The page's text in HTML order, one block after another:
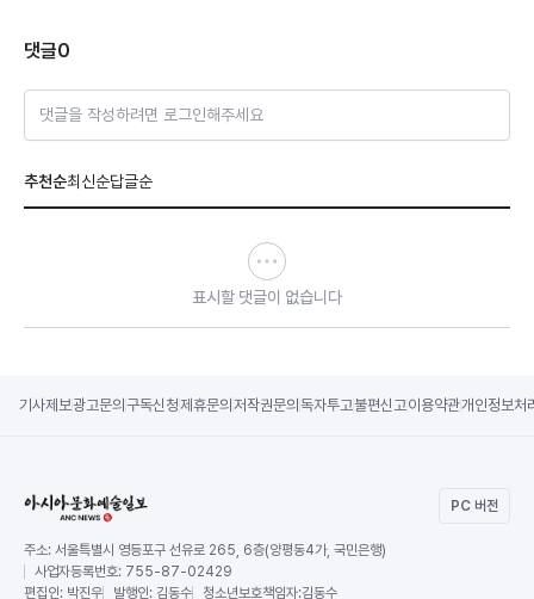
댓글0
댓글을 작성하려면 로그인해주세요
추천순최신순답글순
표시할 댓글이 없습니다
기사제보광고문의 구독신청제휴문의 저작권문의 독자투고불편신고이용약관개인정보처
PC 버전
주소: 서울특별시 영등포구 선유로 265, 6층(양평동4가, 국민은행)
사업자등록번호: 755-87-02429
편집인: 박진우 발행인: 김동수 청소년보호책임자:김동수